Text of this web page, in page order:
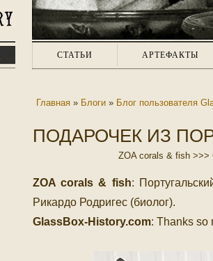
СТАТЬИ АРТЕФАКТЫ
Главная » Блоги » Блог пользователя
ПОДАРОЧЕК ИЗ
ZOA corals & fish >>>
ZOA corals & fish:
Рикардо Родригес (биолог).
GlassBox-History.com: Thanks so